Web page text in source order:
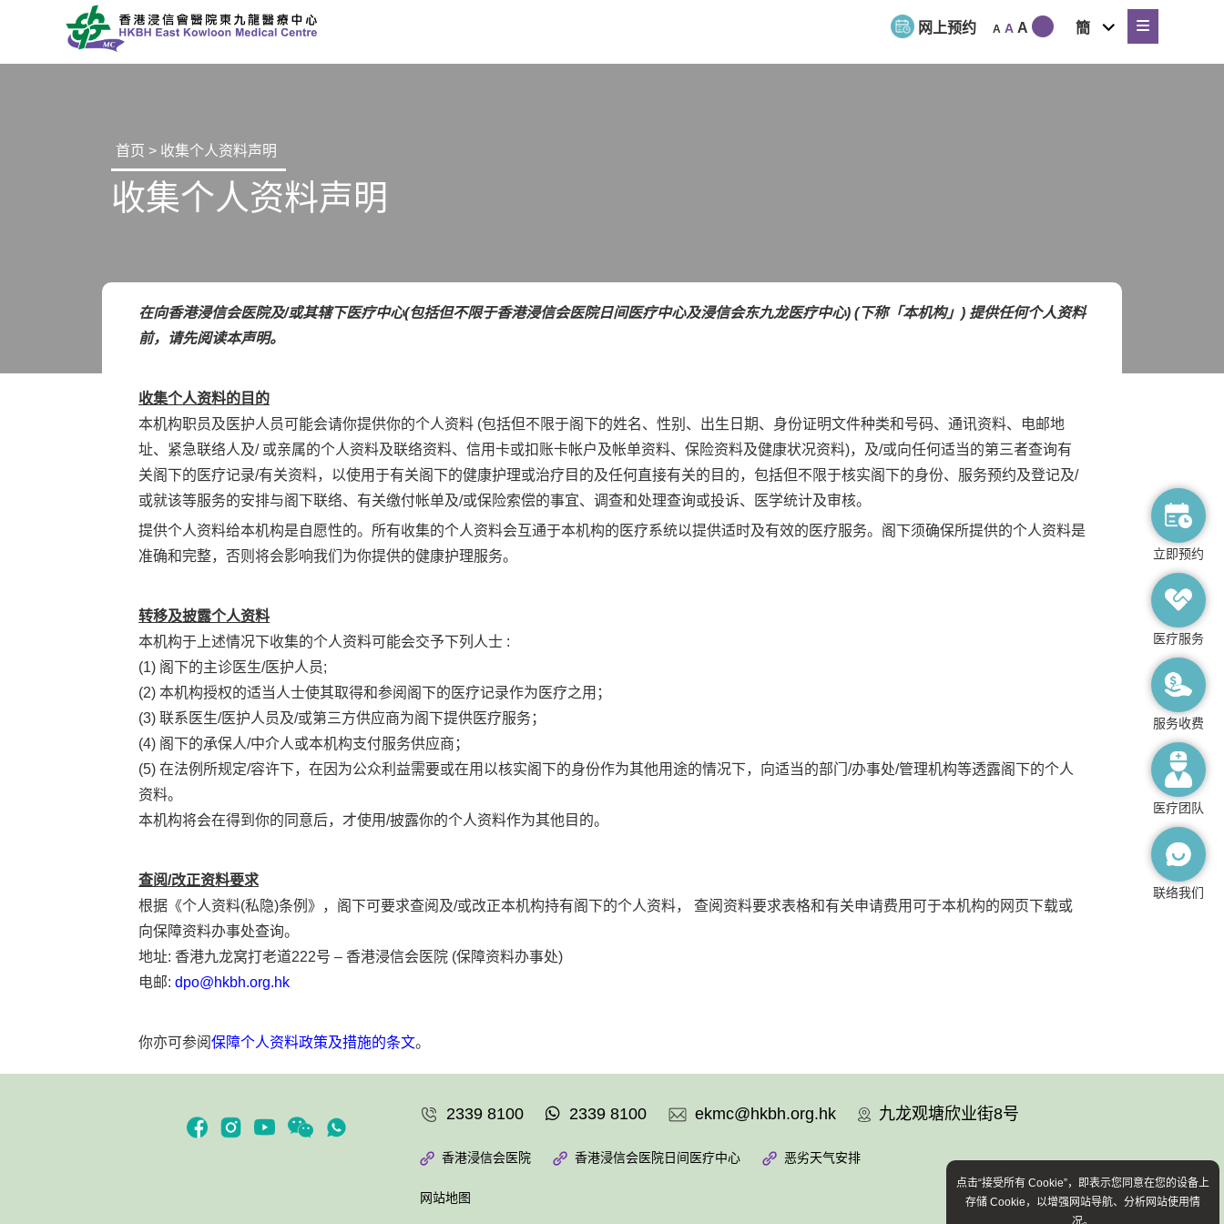
网上预约 A A A 簡
expand
child
menu
首页 > 收集个人资料声明
收集个人资料声明
在向香港浸信会医院及/或其辖下医疗中心(包括但不限于香港浸信会医院日间医疗中心及浸信会东九龙医疗中心) (下称「本机构」) 提供任何个人资料
前，请先阅读本声明。
收集个人资料的目的
本机构职员及医护人员可能会请你提供你的个人资料 (包括但不限于阁下的姓名、性别、出生日期、身份证明文件种类和号码、通讯资料、电邮地
址、紧急联络人及/ 或亲属的个人资料及联络资料、信用卡或扣账卡帐户及帐单资料、保险资料及健康状况资料)，及/或向任何适当的第三者查询有
关阁下的医疗记录/有关资料，以使用于有关阁下的健康护理或治疗目的及任何直接有关的目的，包括但不限于核实阁下的身份、服务预约及登记及/
或就该等服务的安排与阁下联络、有关缴付帐单及/或保险索偿的事宜、调查和处理查询或投诉、医学统计及审核。
提供个人资料给本机构是自愿性的。所有收集的个人资料会互通于本机构的医疗系统以提供适时及有效的医疗服务。阁下须确保所提供的个人资料是
准确和完整，否则将会影响我们为你提供的健康护理服务。
转移及披露个人资料
本机构于上述情况下收集的个人资料可能会交予下列人士 :
(1) 阁下的主诊医生/医护人员;
(2) 本机构授权的适当人士使其取得和参阅阁下的医疗记录作为医疗之用；
(3) 联系医生/医护人员及/或第三方供应商为阁下提供医疗服务；
(4) 阁下的承保人/中介人或本机构支付服务供应商；
(5) 在法例所规定/容许下，在因为公众利益需要或在用以核实阁下的身份作为其他用途的情况下，向适当的部门/办事处/管理机构等透露阁下的个人
资料。
本机构将会在得到你的同意后，才使用/披露你的个人资料作为其他目的。
查阅/改正资料要求
根据《个人资料(私隐)条例》，阁下可要求查阅及/或改正本机构持有阁下的个人资料， 查阅资料要求表格和有关申请费用可于本机构的网页下载或
向保障资料办事处查询。
地址: 香港九龙窝打老道222号 – 香港浸信会医院 (保障资料办事处)
电邮: dpo@hkbh.org.hk
你亦可参阅保障个人资料政策及措施的条文。
2339 8100 2339 8100 ekmc@hkbh.org.hk 九龙观塘欣业街8号
香港浸信会医院 香港浸信会医院日间医疗中心 恶劣天气安排
网站地图
立即预约
医疗服务
服务收费
医疗团队
联络我们
点击“接受所有 Cookie”，即表示您同意在您的设备上
存储 Cookie，以增强网站导航、分析网站使用情
况。